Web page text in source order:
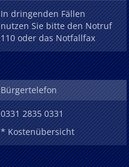
In dringenden Fällen
nutzen Sie bitte den Notruf
110 oder das Notfallfax
Bürgertelefon
0331 2835 0331
* Kostenübersicht